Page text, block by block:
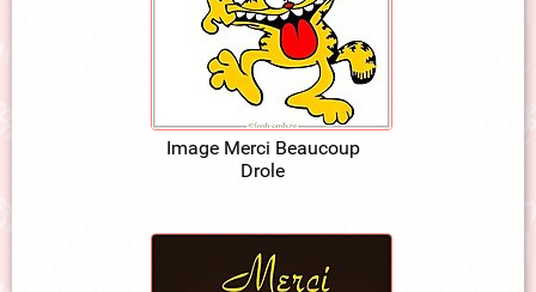
Image Merci Beaucoup
Drole